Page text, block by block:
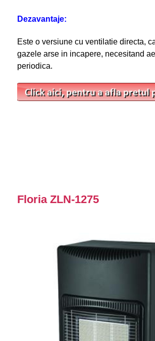
Dezavantaje:
Este o versiune cu ventilatie directa,
gazele arse in incapere, necesitand
periodica.
Floria ZLN-1275